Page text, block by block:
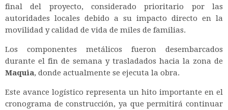
final del proyecto, considerado prioritario por las
autoridades locales debido a su impacto directo en la
movilidad y calidad de vida de miles de familias.
Los componentes metálicos fueron desembarcados
durante el fin de semana y trasladados hacia la zona de
Maquia, donde actualmente se ejecuta la obra.
Este avance logístico representa un hito importante en el
cronograma de construcción, ya que permitirá continuar